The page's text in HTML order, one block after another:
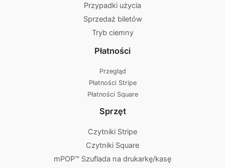
Przypadki użycia
Sprzedaż biletów
Tryb ciemny
Płatności
Przegląd
Płatności Stripe
Płatności Square
Sprzęt
Czytniki Stripe
Czytniki Square
mPOP™ Szuflada na drukarkę/kasę